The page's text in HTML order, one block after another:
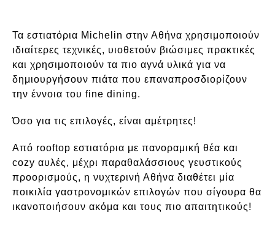
Τα εστιατόρια Michelin στην Αθήνα χρησιμοποιούν
ιδιαίτερες τεχνικές, υιοθετούν βιώσιμες πρακτικές
και χρησιμοποιούν τα πιο αγνά υλικά για να
δημιουργήσουν πιάτα που επαναπροσδιορίζουν
την έννοια του fine dining.
Όσο για τις επιλογές, είναι αμέτρητες!
Από rooftop εστιατόρια με πανοραμική θέα και
cozy αυλές, μέχρι παραθαλάσσιους γευστικούς
προορισμούς, η νυχτερινή Αθήνα διαθέτει μία
ποικιλία γαστρονομικών επιλογών που σίγουρα θα
ικανοποιήσουν ακόμα και τους πιο απαιτητικούς!